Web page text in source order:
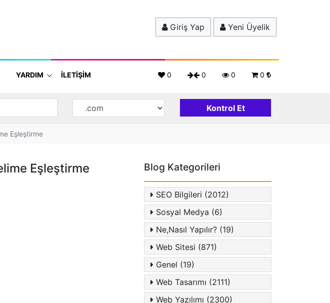
Giriş Yap Yeni Üyelik
0
0
0
0
YARDIM İLETİŞİM
Eşleştirme
Eşleştirme Blog Kategorileri
SEO Bilgileri (2012)
Sosyal Medya (6)
Ne,Nasıl Yapılır? (19)
Web Sitesi (871)
Genel (19)
Web Tasarımı (2111)
Web Yazılımı (2300)